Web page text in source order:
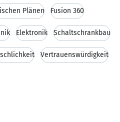
Plänen Fusion 360
Elektronik Schaltschrankbau
Vertrauenswürdigkeit